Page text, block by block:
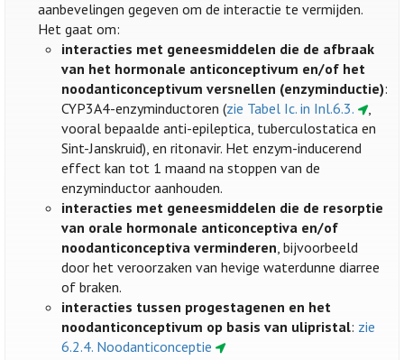
aanbevelingen gegeven om de interactie te vermijden.
Het gaat om:
interacties met geneesmiddelen die de afbraak
van het hormonale anticonceptivum en/of het
noodanticonceptivum versnellen (enzyminductie):
CYP3A4-enzyminductoren (zie Tabel Ic. in Inl.6.3.
,
vooral bepaalde anti-epileptica, tuberculostatica en
Sint-Janskruid), en ritonavir. Het enzym-inducerend
effect kan tot 1 maand na stoppen van de
enzyminductor aanhouden.
interacties met geneesmiddelen die de resorptie
van orale hormonale anticonceptiva en/of
noodanticonceptiva verminderen, bijvoorbeeld
door het veroorzaken van hevige waterdunne diarree
of braken.
interacties tussen progestagenen en het
noodanticonceptivum op basis van ulipristal: zie
6.2.4. Noodanticonceptie